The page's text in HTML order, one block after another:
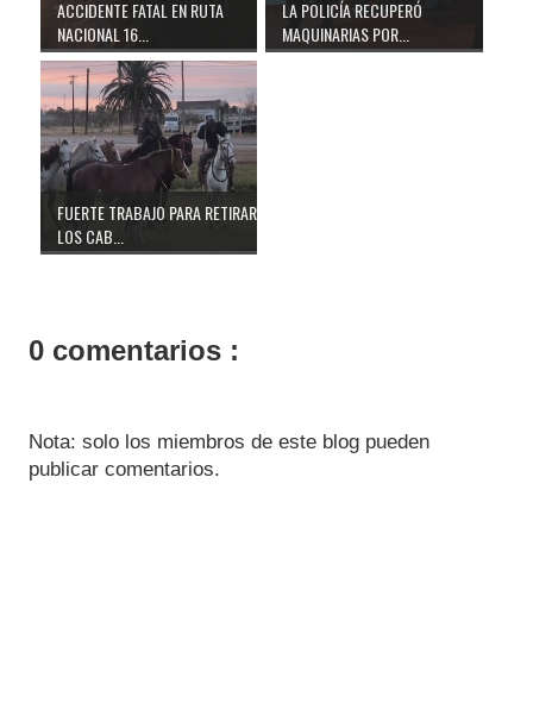
ACCIDENTE FATAL EN RUTA
NACIONAL 16...
LA POLICÍA RECUPERÓ
MAQUINARIAS POR...
FUERTE TRABAJO PARA RETIRAR
LOS CAB...
0 comentarios :
Nota: solo los miembros de este blog pueden
publicar comentarios.